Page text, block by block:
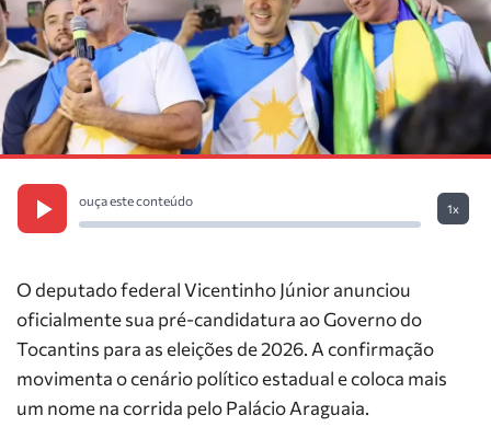
ouça este conteúdo
1x
O deputado federal Vicentinho Júnior anunciou
oficialmente sua pré-candidatura ao Governo do
Tocantins para as eleições de 2026. A confirmação
movimenta o cenário político estadual e coloca mais
um nome na corrida pelo Palácio Araguaia.